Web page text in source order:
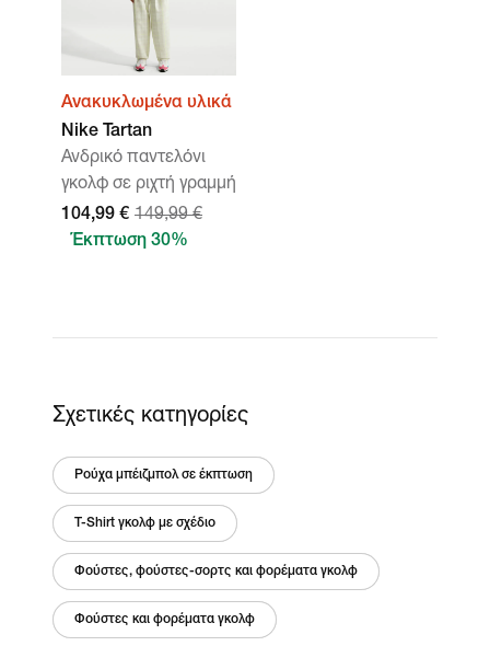
Ανακυκλωμένα υλικά
Nike Tartan
Ανδρικό παντελόνι
γκολφ σε ριχτή γραμμή
104,99 € 149,99 €
Έκπτωση 30%
Σχετικές κατηγορίες
Ρούχα μπέιζμπολ σε έκπτωση
T-Shirt γκολφ με σχέδιο
Φούστες, φούστες-σορτς και φορέματα γκολφ
Φούστες και φορέματα γκολφ